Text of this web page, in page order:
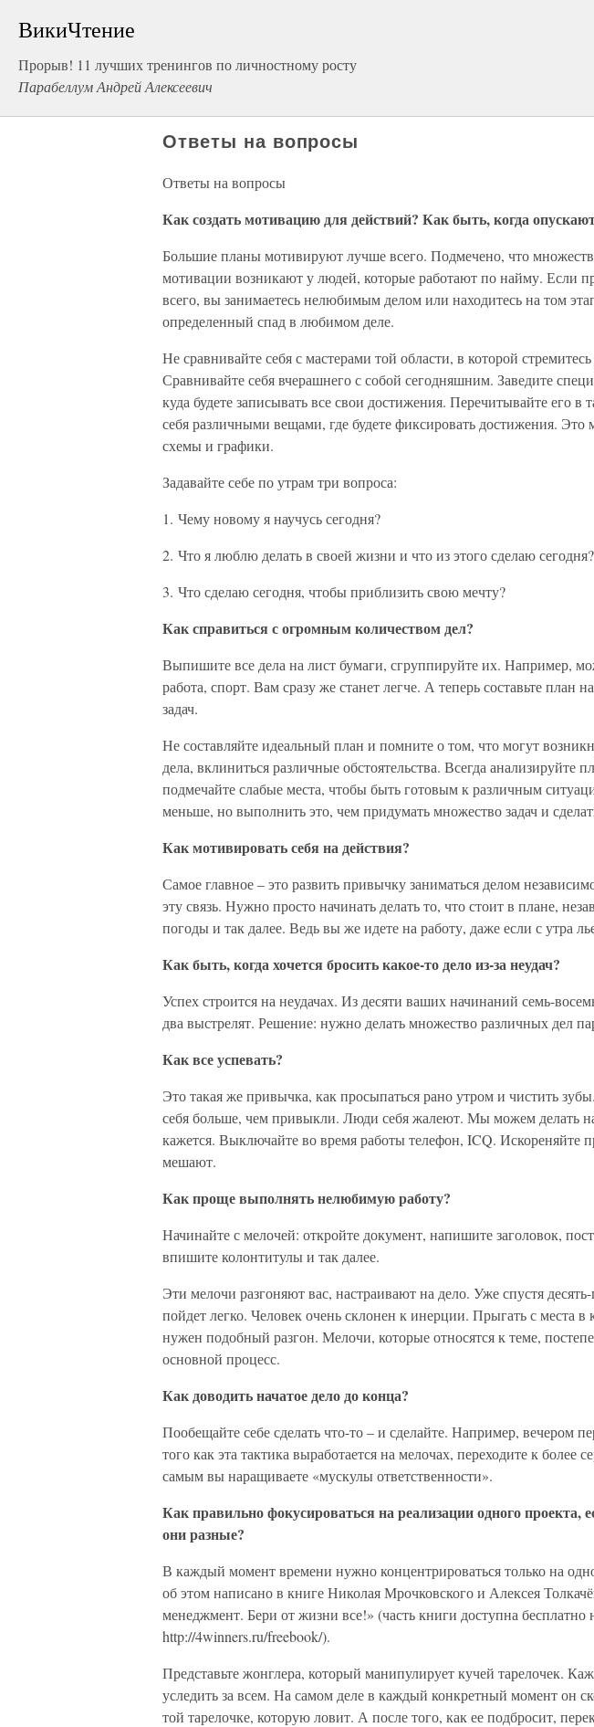
ВикиЧтение
Прорыв! 11 лучших тренингов по личностному росту
Парабеллум Андрей Алексеевич
Ответы на вопросы
Ответы на вопросы
Как создать мотивацию для действий? Как быть, когда
Большие планы мотивируют лучше всего. Подмечено, что
мотивации возникают у людей, которые работают по найму. Если
всего, вы занимаетесь нелюбимым делом или находитесь на том
определенный спад в любимом деле.
Не сравнивайте себя с мастерами той области, в которой
Сравнивайте себя вчерашнего с собой сегодняшним. Заведите
куда будете записывать все свои достижения. Перечитывайте его
себя различными вещами, где будете фиксировать достижения. Это
схемы и графики.
Задавайте себе по утрам три вопроса:
1. Чему новому я научусь сегодня?
2. Что я люблю делать в своей жизни и что из этого сделаю сегодня?
3. Что сделаю сегодня, чтобы приблизить свою мечту?
Как справиться с огромным количеством дел?
Выпишите все дела на лист бумаги, сгруппируйте их. Например,
работа, спорт. Вам сразу же станет легче. А теперь составьте план
задач.
Не составляйте идеальный план и помните о том, что могут
дела, вклиниться различные обстоятельства. Всегда анализируйте
подмечайте слабые места, чтобы быть готовым к различным
меньше, но выполнить это, чем придумать множество задач и
Как мотивировать себя на действия?
Самое главное – это развить привычку заниматься делом
эту связь. Нужно просто начинать делать то, что стоит в плане,
погоды и так далее. Ведь вы же идете на работу, даже если с утра
Как быть, когда хочется бросить какое-то дело из-за неудач?
Успех строится на неудачах. Из десяти ваших начинаний семь-
два выстрелят. Решение: нужно делать множество различных дел
Как все успевать?
Это такая же привычка, как просыпаться рано утром и чистить
себя больше, чем привыкли. Люди себя жалеют. Мы можем делать
кажется. Выключайте во время работы телефон, ICQ. Искореняйте
мешают.
Как проще выполнять нелюбимую работу?
Начинайте с мелочей: откройте документ, напишите заголовок,
впишите колонтитулы и так далее.
Эти мелочи разгоняют вас, настраивают на дело. Уже спустя
пойдет легко. Человек очень склонен к инерции. Прыгать с места в
нужен подобный разгон. Мелочи, которые относятся к теме,
основной процесс.
Как доводить начатое дело до конца?
Пообещайте себе сделать что-то – и сделайте. Например, вечером
того как эта тактика выработается на мелочах, переходите к более
самым вы наращиваете «мускулы ответственности».
Как правильно фокусироваться на реализации одного проекта,
они разные?
В каждый момент времени нужно концентрироваться только на
об этом написано в книге Николая Мрочковского и Алексея
менеджмент. Бери от жизни все!» (часть книги доступна бесплатно
http://4winners.ru/freebook/).
Представьте жонглера, который манипулирует кучей тарелочек.
уследить за всем. На самом деле в каждый конкретный момент он
той тарелочке, которую ловит. А после того, как ее подбросит,